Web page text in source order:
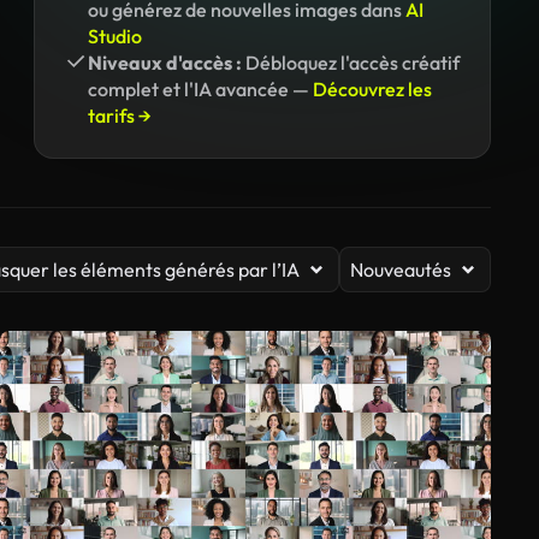
ou générez de nouvelles images dansAI
Studio
Niveaux d'accès : Débloquez l'accès créatif
complet et l'IA avancée — Découvrez les
tarifs →
les éléments générés par l’IA Nouveautés